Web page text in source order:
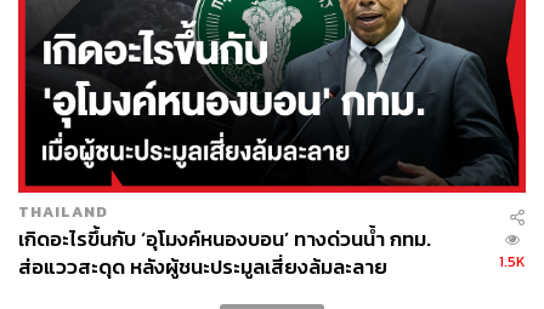
THAILAND
เกิดอะไรขึ้นกับ ‘อุโมงค์หนองบอน’ ทางด่วนน้ำ กทม.
ส่อแววสะดุด หลังผู้ชนะประมูลเสี่ยงล้มละลาย
1.5K